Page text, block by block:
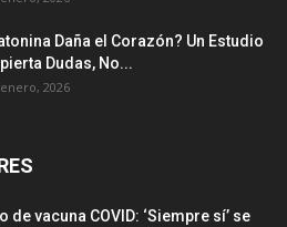
Daña el Corazón? Un Estudio
Dudas, No...
2026
de vacuna COVID: ‘Siempre sí’ se